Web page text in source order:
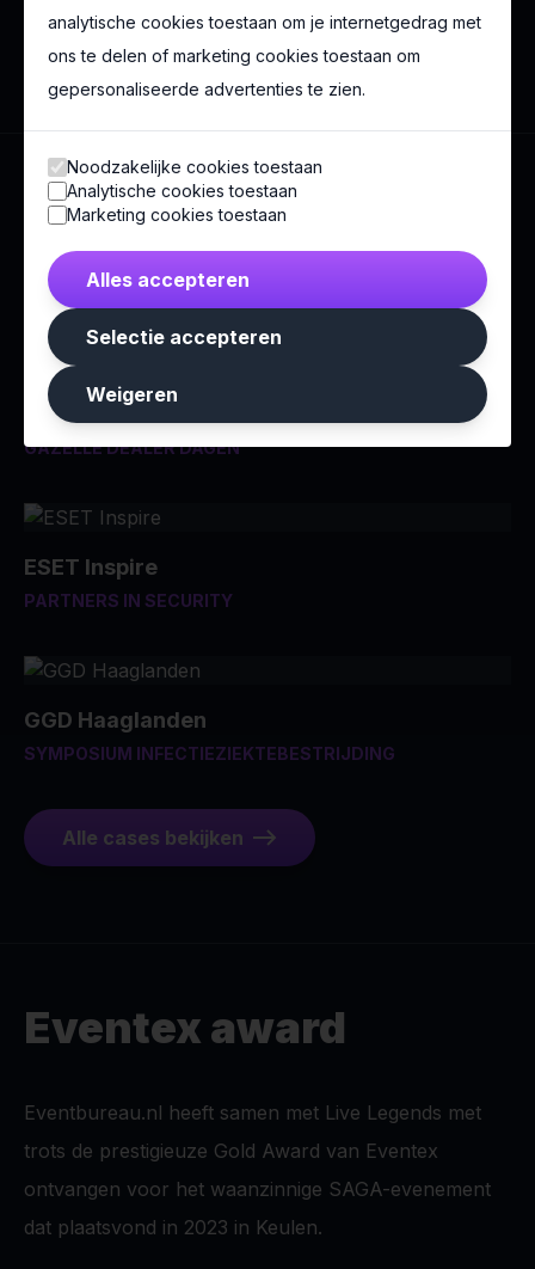
Wij maken het. Zonder bullshit.
Meer congressen
Exceptioneel × onvergetelijk.
Koninklijke Gazelle
GAZELLE DEALER DAGEN
ESET Inspire
PARTNERS IN SECURITY
GGD Haaglanden
SYMPOSIUM INFECTIEZIEKTEBESTRIJDING
Alle cases bekijken
Eventex award
Eventbureau.nl heeft samen met Live Legends met
trots de prestigieuze Gold Award van Eventex
ontvangen voor het waanzinnige SAGA-evenement
dat plaatsvond in 2023 in Keulen.
analytische cookies toestaan om je internetgedrag met
ons te delen of marketing cookies toestaan om
gepersonaliseerde advertenties te zien.
Noodzakelijke cookies toestaan
Analytische cookies toestaan
Marketing cookies toestaan
Alles accepteren
Selectie accepteren
Weigeren